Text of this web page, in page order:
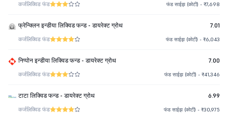
कर्जलिक्विड फंड फंड साईझ (कोटी) - ₹7,698
फ्रेन्क्लिन इन्डीया लिक्विड फन्ड - डायरेक्ट ग्रोथ 7.01
कर्जलिक्विड फंड फंड साईझ (कोटी) - ₹6,043
निप्पोन इन्डीया लिक्विड फन्ड - डायरेक्ट ग्रोथ 7.00
कर्जलिक्विड फंड फंड साईझ (कोटी) - ₹41,346
टाटा लिक्विड फन्ड - डायरेक्ट ग्रोथ 6.99
कर्जलिक्विड फंड फंड साईझ (कोटी) - ₹30,975